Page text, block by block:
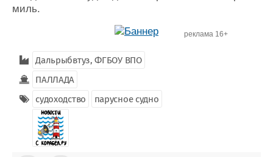
миль.
реклама 16+
Дальрыбвтуз, ФГБОУ ВПО
ПАЛЛАДА
судоходство
парусное судно